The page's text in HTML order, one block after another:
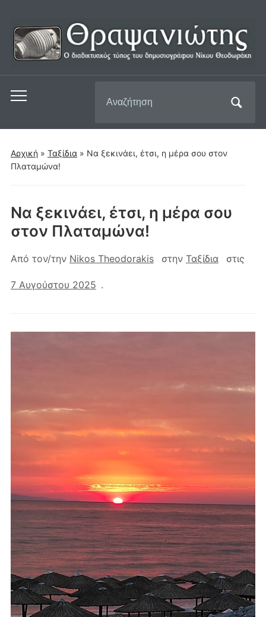
Εναλλαγή
μενού
για
κινητά
για:
Αρχική » Ταξίδια » Να ξεκινάει, έτσι, η μέρα σου στον
Πλαταμώνα!
Να ξεκινάει, έτσι, η μέρα σου
στον Πλαταμώνα!
Από τον/την Nikos Theodorakis στην Ταξίδια στις
7 Αυγούστου 2025 .